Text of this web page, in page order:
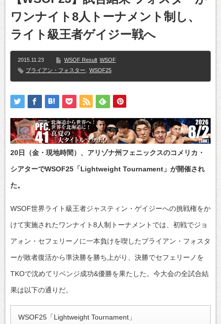
ワンナイト8人トーナメント制し、
ライト級王者ゲイジー戦へ
2015.11.23 WSOF Result WSOF
ブライアン・フォスター
WSOF25
20日（金・現地時間）、アリゾナ州フェニックスのコメリカ・
シアターでWSOF25「Lightweight Tournament」が開催され
た。
WSOF世界ライト級王者ジャスティン・ゲイジーへの挑戦権をか
けて実施されたワンナイト8人制トーナメントでは、初戦でジョ
アォン・セフェリーノに一本負けを喫したブライアン・フォスタ
ーが敗者復活から準決勝を勝ち上がり、決勝でセフェリーノを
TKOで沈めてリベンジ成功&優勝を果たした。今大会の全試合結
果は以下の通りだ。
WSOF25「Lightweight Tournament」